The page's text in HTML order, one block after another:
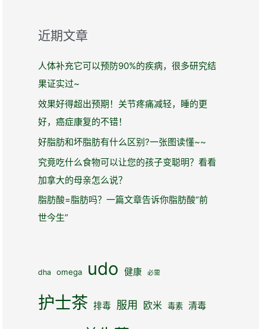
近期文章
人体补充它可以预防90%的疾病，很多研究结
果证实过~
效果好得超出预期！关节疼痛减轻，睡的更
好，癌症康复的不错！
好脂肪和坏脂肪有什么区别?一张图读懂~~
究竟吃什么食物可以让您的孩子变聪明？看看
加拿大的母亲怎么说？
脂肪酸=脂肪吗？一篇文章告诉你脂肪酸“前
世今生”
dha omega udo 健康 必需
护士茶 排毒 服用 欧米 毒素 清毒